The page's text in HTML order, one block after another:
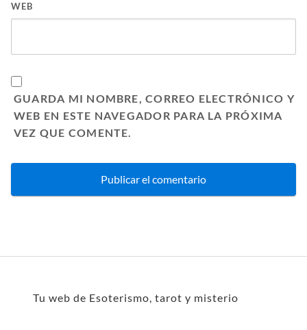
WEB
GUARDA MI NOMBRE, CORREO ELECTRÓNICO Y
WEB EN ESTE NAVEGADOR PARA LA PRÓXIMA
VEZ QUE COMENTE.
Tu web de Esoterismo, tarot y misterio